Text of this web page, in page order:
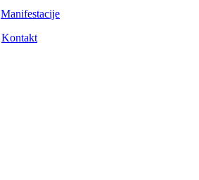
Manifestacije
Kontakt